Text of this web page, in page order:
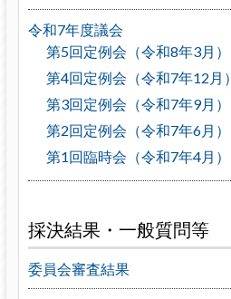
令和7年度議会
第5回定例会（令和8年3月）
第4回定例会（令和7年12月）
第3回定例会（令和7年9月）
第2回定例会（令和7年6月）
第1回臨時会（令和7年4月）
採決結果・一般質問等
委員会審査結果